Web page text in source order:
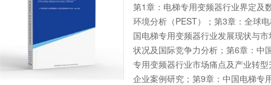
第1章：电梯专用变频器行业界定及
环境分析（PEST）；第3章：全球
国电梯专用变频器行业发展现状与
状况及国际竞争力分析；第6章：中
专用变频器行业市场痛点及产业转
企业案例研究；第9章：中国电梯专